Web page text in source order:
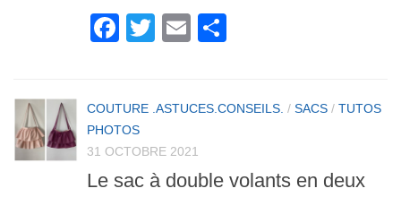
Facebook
TwitterEmail
COUTURE .ASTUCES.CONSEILS. / SACS / TUTOS
PHOTOS
31 OCTOBRE 2021
Le sac à double volants en deux